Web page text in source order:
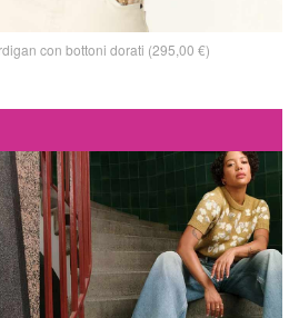
con bottoni dorati (295,00 €)